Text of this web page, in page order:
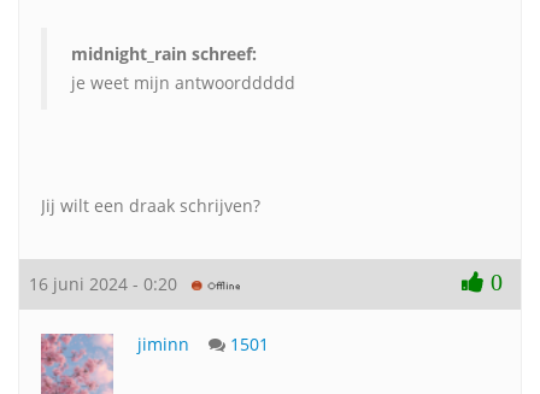
midnight_rain schreef:
je weet mijn antwoorddddd
Jij wilt een draak schrijven?
16 juni 2024 - 0:20 0
jiminn 1501